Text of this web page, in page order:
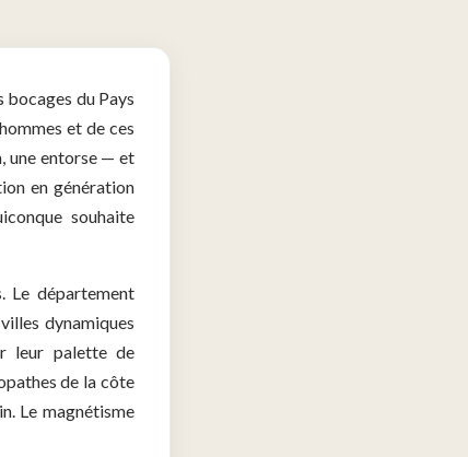
bocages du Pays
et de ces
une entorse — et
en génération
souhaite
Le département
dynamiques
leur palette de
de la côte
Le magnétisme